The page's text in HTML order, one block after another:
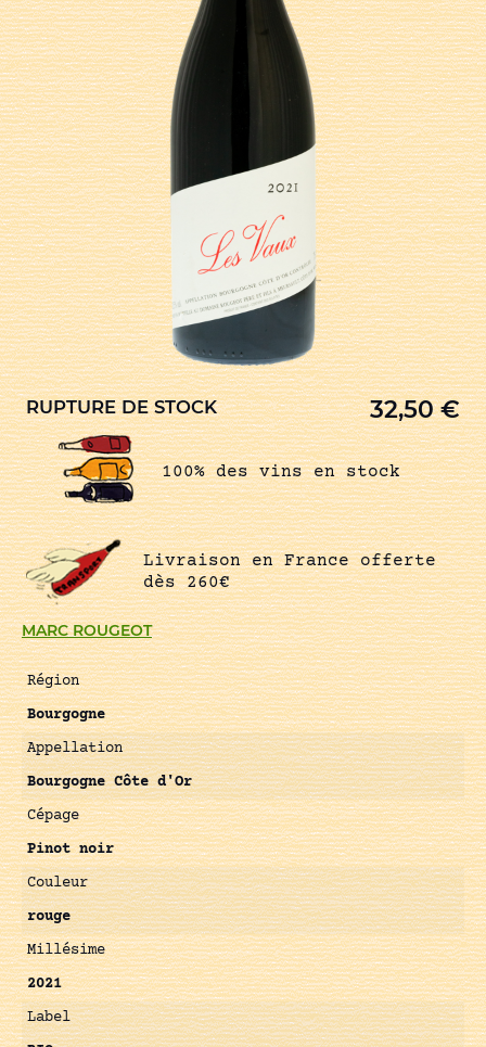
MARC ROUGEOT
Région
Bourgogne
Appellation
Bourgogne Côte d'Or
Cépage
Pinot noir
Couleur
rouge
Millésime
2021
Label
RUPTURE DE STOCK 32,50€
100% des vins en stock
Livraison en France offerte
dès 260€